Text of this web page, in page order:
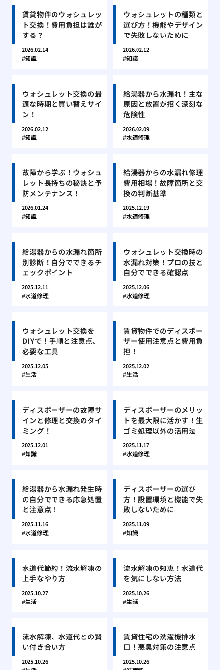
賃貸物件のウォシュレッ
ト交換！費用負担は誰が
する？
2026.02.14
知識
ウォシュレットの種類と
選び方！機能やデザイン
で失敗しないために
2026.02.12
知識
ウォシュレット交換の最
適な時期と買い替えサイ
ン！
2026.02.12
知識
給湯器から水漏れ！主な
原因と放置が招く深刻な
危険性
2026.02.09
水道修理
故障から学ぶ！ウォシュ
レット長持ちの秘訣と予
防メンテナンス！
2026.01.24
知識
給湯器からの水漏れ修理
費用相場！故障箇所と交
換の判断基準
2025.12.19
水道修理
給湯器からの水漏れ箇所
別診断！自分でできるチ
ェックポイント
2025.12.11
水道修理
ウォシュレット交換時の
水漏れ対策！プロの技と
自分でできる確認点
2025.12.06
水道修理
ウォシュレット交換を
DIYで！手順と注意点、
必要な工具
2025.12.05
生活
賃貸物件でのディスポー
ザー使用注意点と費用負
担！
2025.12.02
生活
ディスポーザーの故障サ
インと修理と交換のタイ
ミング！
2025.12.01
知識
ディスポーザーのメリッ
トを最大限に活かす！生
ゴミ処理以外の活用法
2025.11.17
水道修理
給湯器から水漏れ発生時
の自分でできる応急処置
と注意点！
2025.11.16
水道修理
ディスポーザーの選び
方！設置環境と機能で失
敗しないために
2025.11.09
知識
水道代節約！流水解凍の
上手なやり方
2025.10.27
生活
流水解凍の知恵！水道代
を気にしない方法
2025.10.26
生活
流水解凍、水道代との賢
い付き合い方
2025.10.26
賃貸住宅の洗濯機排水
口！悪臭対策の注意点
2025.10.26